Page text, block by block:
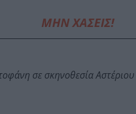
ΜΗΝ ΧΑΣΕΙΣ!
σε σκηνοθεσία